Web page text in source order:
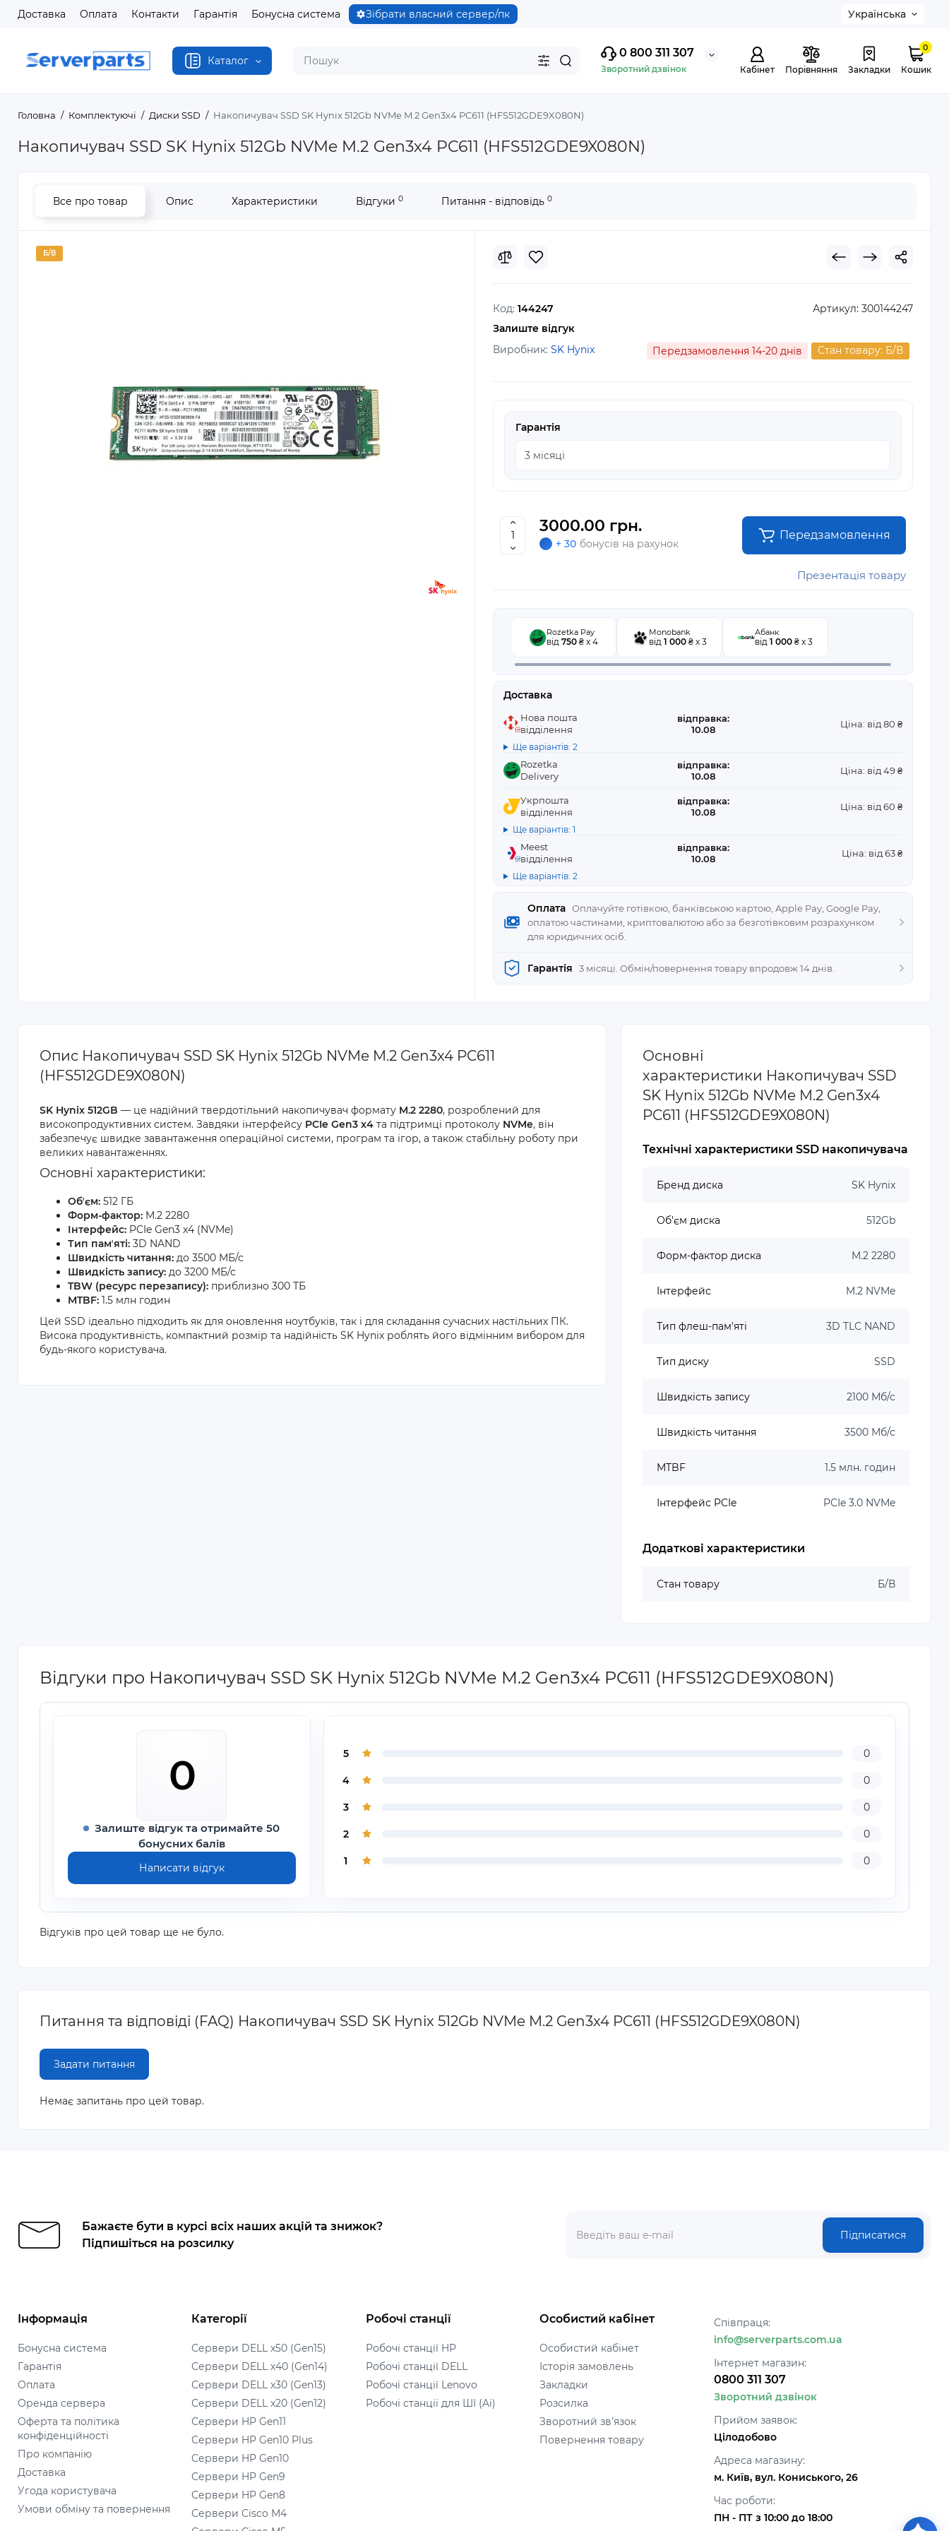
Доставка Оплата Контакти Гарантія Бонусна система Зібрати власний сервер/пк Українська
Каталог
0 800 311 307
Зворотний дзвінок Кабінет Порівняння Закладки
0
Кошик
Головна Комплектуючі Диски SSD Накопичувач SSD SK Hynix 512Gb NVMe M.2 Gen3x4 PC611 (HFS512GDE9X080N)
Накопичувач SSD SK Hynix 512Gb NVMe M.2 Gen3x4 PC611 (HFS512GDE9X080N)
Все про товар Опис Характеристики Відгуки 0 Питання - відповідь 0
Б/В
Код: 144247
Залиште відгук
Артикул: 300144247
Виробник: SK Hynix Передзамовлення 14-20 днів Стан товару: Б/В
Гарантія
3000.00 грн.
+ 30 бонусів на рахунок
Передзамовлення
Презентація товару
Оплата Оплачуйте готівкою, банківською картою, Apple Pay, Google Pay,
оплатою частинами, криптовалютою або за безготівковим розрахунком
для юридичних осіб.
Rozetka Pay
від 750₴ x 4
Monobank
від 1 000 ₴ x 3
Абанк
від 1 000 ₴ x 3
Доставка
Нова пошта
відділення
відправка:
10.08
Ціна: від 80 ₴
Ще варіантів: 2
Rozetka
Delivery
відправка:
10.08
Ціна: від 49 ₴
Укрпошта
відділення
відправка:
10.08
Ціна: від 60 ₴
Ще варіантів: 1
Meest
відділення
відправка:
10.08
Ціна: від 63 ₴
Ще варіантів: 2
Гарантія 3 місяці. Обмін/повернення товару впродовж 14 днів.
Опис Накопичувач SSD SK Hynix 512Gb NVMe M.2 Gen3x4 PC611
(HFS512GDE9X080N)
SK Hynix 512GB — це надійний твердотільний накопичувач формату M.2 2280, розроблений для
високопродуктивних систем. Завдяки інтерфейсу PCIe Gen3 x4 та підтримці протоколу NVMe, він
забезпечує швидке завантаження операційної системи, програм та ігор, а також стабільну роботу при
великих навантаженнях.
Основні характеристики:
Обʼєм: 512 ГБ
Форм-фактор: M.2 2280
Інтерфейс: PCIe Gen3 x4 (NVMe)
Тип памʼяті: 3D NAND
Швидкість читання: до 3500 МБ/с
Швидкість запису: до 3200 МБ/с
TBW (ресурс перезапису): приблизно 300 ТБ
MTBF: 1.5 млн годин
Цей SSD ідеально підходить як для оновлення ноутбуків, так і для складання сучасних настільних ПК.
Висока продуктивність, компактний розмір та надійність SK Hynix роблять його відмінним вибором для
будь-якого користувача.
Основні
характеристики Накопичувач SSD
SK Hynix 512Gb NVMe M.2 Gen3x4
PC611 (HFS512GDE9X080N)
Технічні характеристики SSD накопичувача
Бренд диска SK Hynix
Об'єм диска 512Gb
Форм-фактор диска M.2 2280
Інтерфейс M.2 NVMe
Тип флеш-пам'яті 3D TLC NAND
Тип диску SSD
Швидкість запису 2100 Мб/с
Швидкість читання 3500 Мб/с
MTBF 1.5 млн. годин
Інтерфейс PCIe PCIe 3.0 NVMe
Додаткові характеристики
Стан товару Б/В
Відгуки про Накопичувач SSD SK Hynix 512Gb NVMe M.2 Gen3x4 PC611 (HFS512GDE9X080N)
0
Залиште відгук та отримайте 50
бонусних балів
Написати відгук
5 0
4 0
3 0
2 0
1 0
Відгуків про цей товар ще не було.
Питання та відповіді (FAQ) Накопичувач SSD SK Hynix 512Gb NVMe M.2 Gen3x4 PC611 (HFS512GDE9X080N)
Задати питання
Немає запитань про цей товар.
Бажаєте бути в курсі всіх наших акцій та знижок?
Підпишіться на розсилку
Підписатися
Інформація
Бонусна система
Гарантія
Оплата
Оренда сервера
Оферта та політика
конфіденційності
Про компанію
Доставка
Угода користувача
Умови обміну та повернення
Категорії
Сервери DELL x50 (Gen15)
Сервери DELL x40 (Gen14)
Сервери DELL x30 (Gen13)
Сервери DELL x20 (Gen12)
Сервери HP Gen11
Сервери HP Gen10 Plus
Сервери HP Gen10
Сервери HP Gen9
Сервери HP Gen8
Сервери Cisco M4
Робочі станції
Робочі станції HP
Робочі станції DELL
Робочі станції Lenovo
Робочі станціі для ШІ (Ai)
Особистий кабінет
Особистий кабінет
Історія замовлень
Закладки
Розсилка
Зворотний зв’язок
Повернення товару
Співпраця:
info@serverparts.com.ua
Інтернет магазин:
0800 311 307
Зворотний дзвінок
Прийом заявок:
Цілодобово
Адреса магазину:
м. Київ, вул. Кониського, 26
Час роботи:
ПН - ПТ з 10:00 до 18:00